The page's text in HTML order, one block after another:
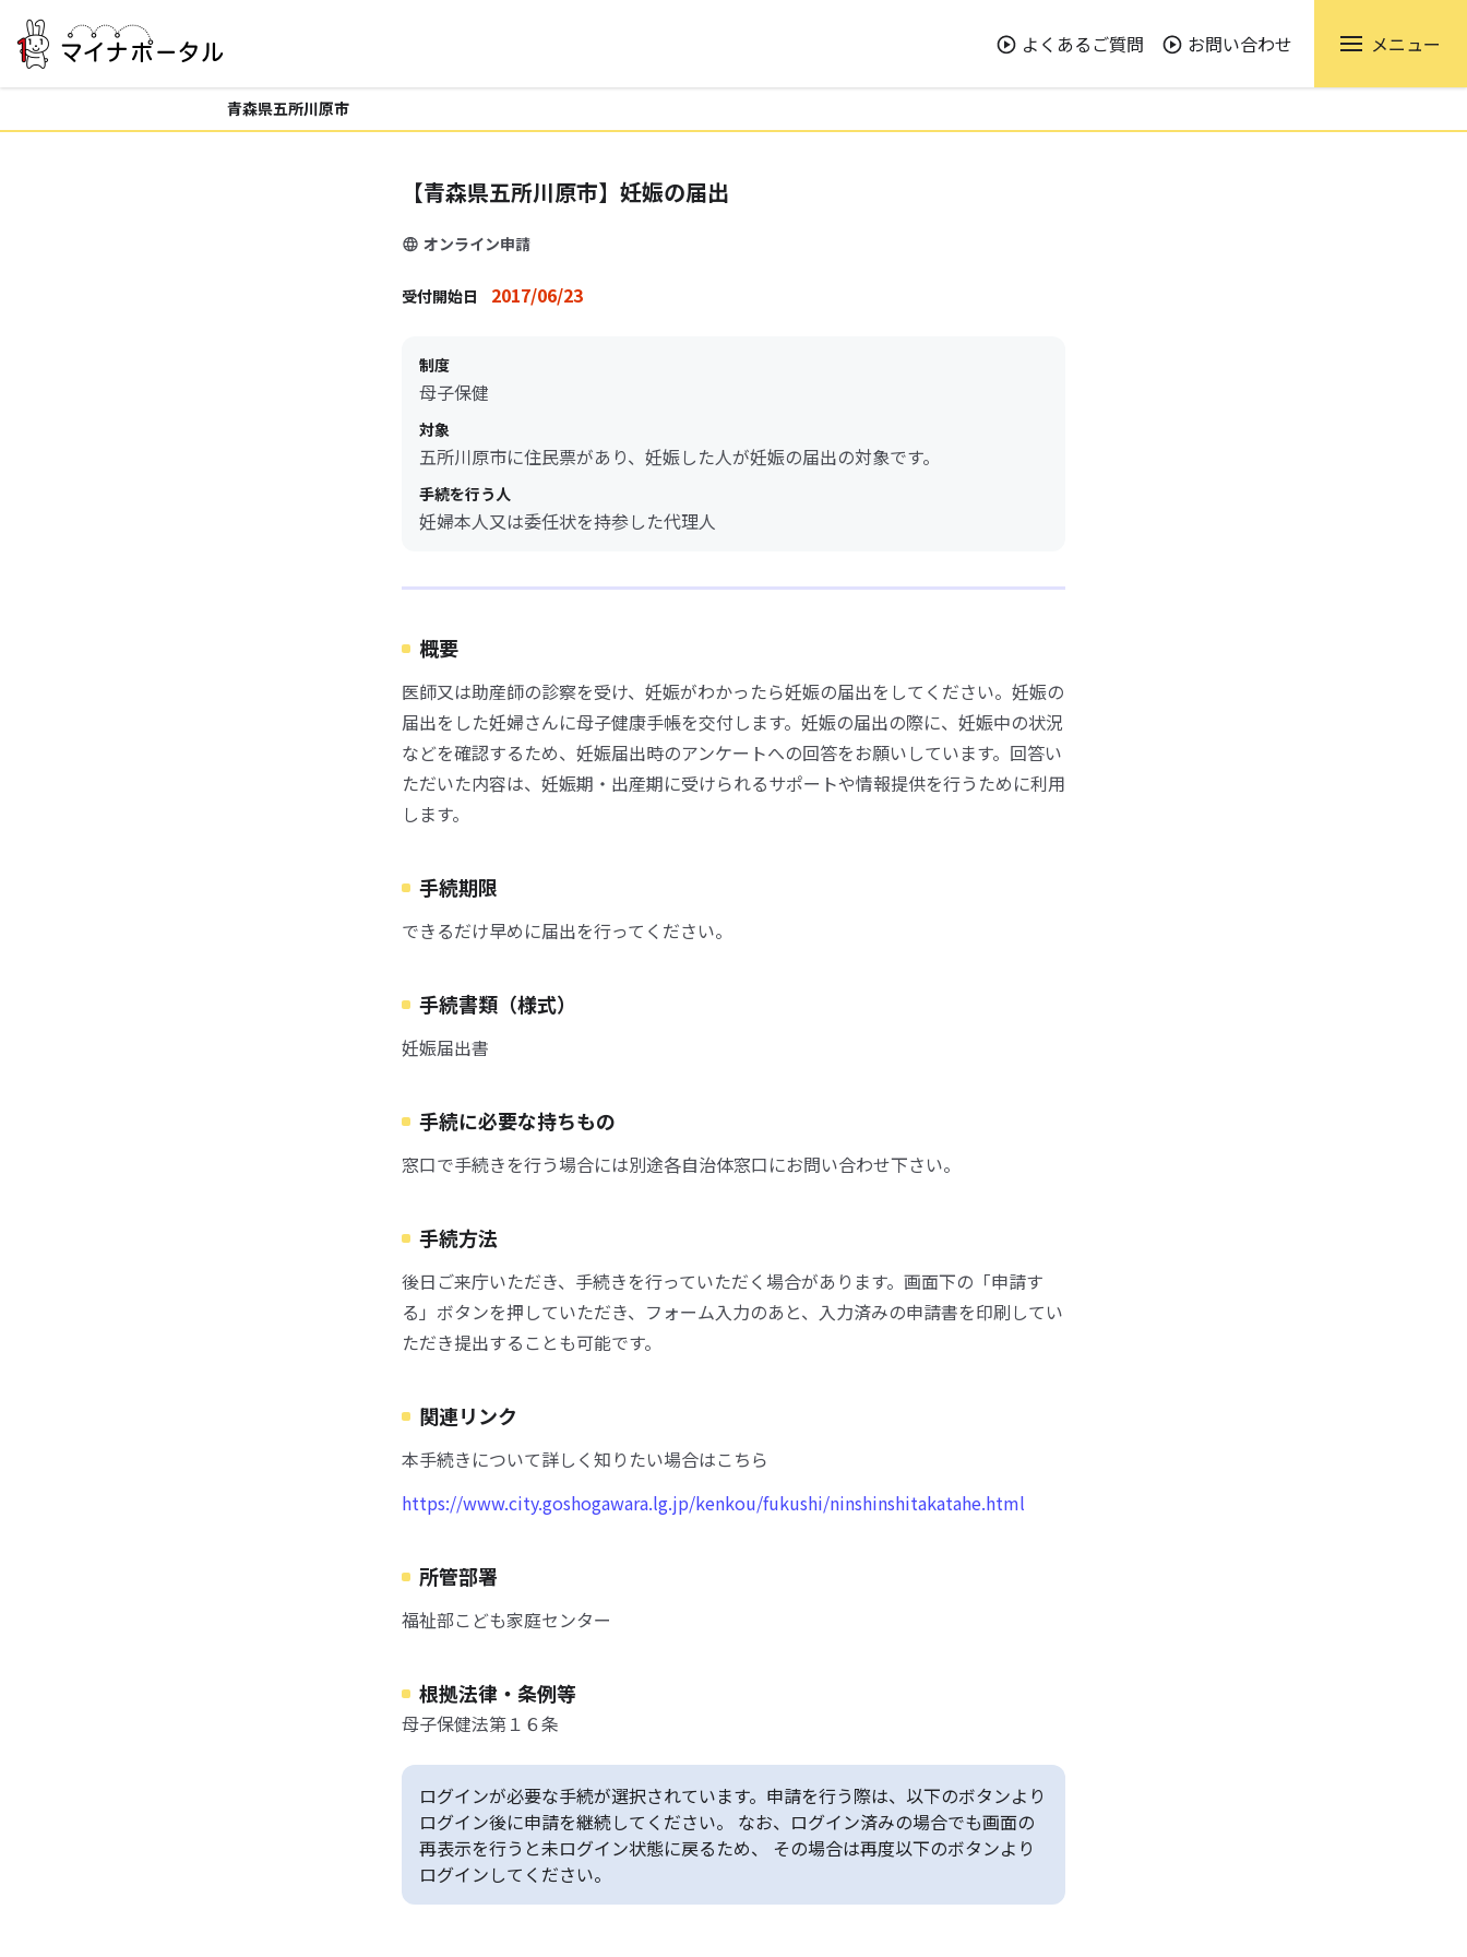
よくあるご質問 お問い合わせ メニュー
青森県五所川原市
【青森県五所川原市】妊娠の届出
オンライン申請
受付開始日 2017/06/23
制度
母子保健
対象
五所川原市に住民票があり、妊娠した人が妊娠の届出の対象です。
手続を行う人
妊婦本人又は委任状を持参した代理人
概要
医師又は助産師の診察を受け、妊娠がわかったら妊娠の届出をしてください。妊娠の
届出をした妊婦さんに母子健康手帳を交付します。妊娠の届出の際に、妊娠中の状況
などを確認するため、妊娠届出時のアンケートへの回答をお願いしています。回答い
ただいた内容は、妊娠期・出産期に受けられるサポートや情報提供を行うために利用
します。
手続期限
できるだけ早めに届出を行ってください。
手続書類（様式）
妊娠届出書
手続に必要な持ちもの
窓口で手続きを行う場合には別途各自治体窓口にお問い合わせ下さい。
手続方法
後日ご来庁いただき、手続きを行っていただく場合があります。画面下の「申請す
る」ボタンを押していただき、フォーム入力のあと、入力済みの申請書を印刷してい
ただき提出することも可能です。
関連リンク
本手続きについて詳しく知りたい場合はこちら
https://www.city.goshogawara.lg.jp/kenkou/fukushi/ninshinshitakatahe.html
所管部署
福祉部こども家庭センター
根拠法律・条例等
母子保健法第１６条
ログインが必要な手続が選択されています。申請を行う際は、以下のボタンより
ログイン後に申請を継続してください。 なお、ログイン済みの場合でも画面の
再表示を行うと未ログイン状態に戻るため、 その場合は再度以下のボタンより
ログインしてください。